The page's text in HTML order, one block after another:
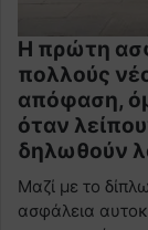
Η πρώτη
πολλούς
απόφαση,
όταν
δηλωθούν
Μαζί με το
ασφάλεια